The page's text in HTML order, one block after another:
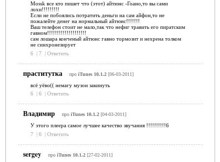
Mossk все кто пишет что (этот) айтюнс -Гоано,то вы сами
лохи!!!!!!!!!
Если не побоялись потратить деньги на сам айфон,то не
пожалейте денег на нормальный айтюнс!!!!!!!
Ваш телефон стоит не мало,так что нефиг травить его пиратским
гавном!!!!!!!!!!!!!!!!!!!!
сам лошара конченый айтюнс гавно тормозит и нехрена толком
не синхронезирует
6
| 7 | Ответить
праститутка про iTunes 10.1.2[06-03-2011]
всё уёво(( немагу музон закинуть
6
| 6 | Ответить
Владимир про iTunes 10.1.2[04-03-2011]
У этого плеера самое лучшее качество звучания !!!!!!!!!!6
7
| 6 | Ответить
sergey про iTunes 10.1.2[27-02-2011]